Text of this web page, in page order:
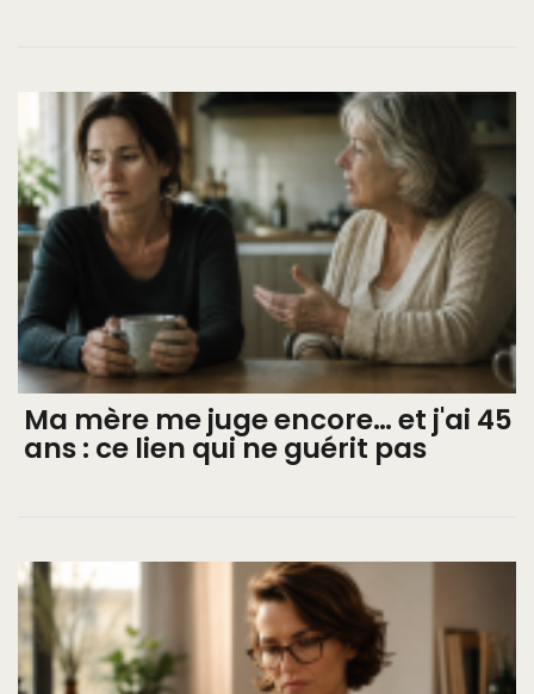
Ma mère me juge encore… et j'ai 45
ans : ce lien qui ne guérit pas